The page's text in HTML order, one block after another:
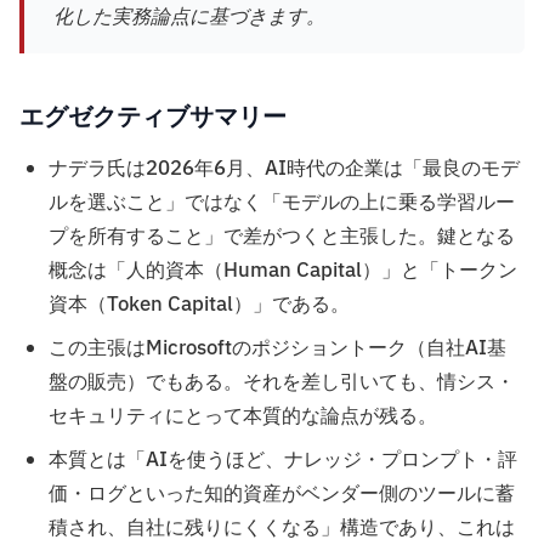
化した実務論点に基づきます。
エグゼクティブサマリー
ナデラ氏は2026年6月、AI時代の企業は「最良のモデ
ルを選ぶこと」ではなく「モデルの上に乗る学習ルー
プを所有すること」で差がつくと主張した。鍵となる
概念は「人的資本（Human Capital）」と「トークン
資本（Token Capital）」である。
この主張はMicrosoftのポジショントーク（自社AI基
盤の販売）でもある。それを差し引いても、情シス・
セキュリティにとって本質的な論点が残る。
本質とは「AIを使うほど、ナレッジ・プロンプト・評
価・ログといった知的資産がベンダー側のツールに蓄
積され、自社に残りにくくなる」構造であり、これは